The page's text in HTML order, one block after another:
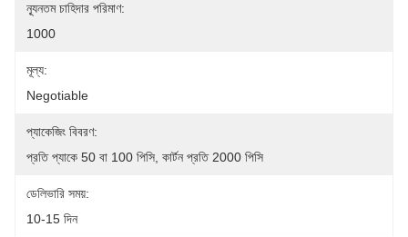
ন্যূনতম চাহিদার পরিমাণ:
1000
মূল্য:
Negotiable
প্যাকেজিং বিবরণ:
প্রতি প্যাকে 50 বা 100 পিসি, কার্টন প্রতি 2000 পিসি
ডেলিভারি সময়:
10-15 দিন